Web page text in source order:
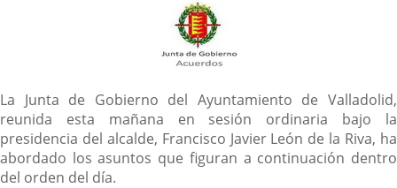
Descripción
La Junta de Gobierno del Ayuntamiento de Valladolid,
reunida esta mañana en sesión ordinaria bajo la
presidencia del alcalde, Francisco Javier León de la Riva, ha
abordado los asuntos que figuran a continuación dentro
del orden del día.